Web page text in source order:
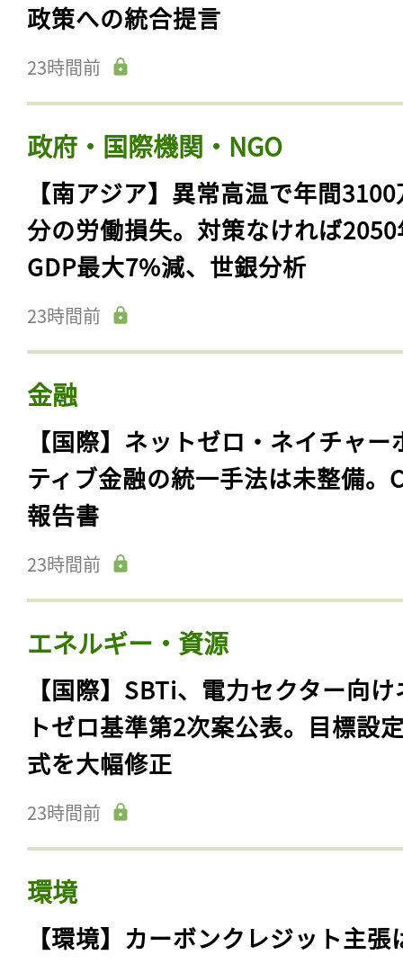
政策への統合提言
23時間前
政府・国際機関・NGO
【南アジア】異常高温で年間
分の労働損失。対策なければ
GDP最大7%減、世銀分析
23時間前
金融
【国際】ネットゼロ・ネイチャー
ティブ金融の統一手法は未整備。
報告書
23時間前
エネルギー・資源
【国際】SBTi、電力セクター向
トゼロ基準第2次案公表。目標設
式を大幅修正
23時間前
環境
【環境】カーボンクレジット主張